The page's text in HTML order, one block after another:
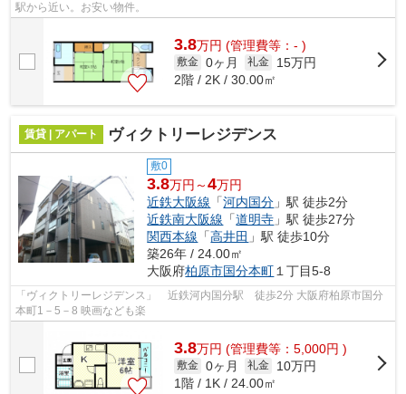
駅から近い。お安い物件。
3.8万円 (管理費等：- )
敷金 0ヶ月 礼金
15万円
2階 / 2K / 30.00㎡
賃貸 | アパート ヴィクトリーレジデンス
敷0
3.8万円～4万円
近鉄大阪線 「河内国分 」駅 徒歩2分
近鉄南大阪線 「道明寺 」駅 徒歩27分
関西本線 「高井田 」駅 徒歩10分
築26年 / 24.00㎡
大阪府柏原市国分本町 １丁目5-8
「ヴィクトリーレジデンス」 近鉄河内国分駅 徒歩2分 大阪府柏原市国分
本町1－5－8 映画なども楽
3.8万円 (管理費等：5,000円 )
敷金 0ヶ月 礼金
10万円
1階 / 1K / 24.00㎡